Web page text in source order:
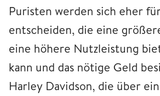
Puristen werden sich eher
entscheiden, die eine
eine höhere Nutzleistung
kann und das nötige Geld
Harley Davidson, die über